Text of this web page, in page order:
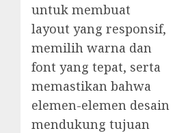
untuk membuat
layout yang responsif,
memilih warna dan
font yang tepat, serta
memastikan bahwa
elemen-elemen desain
mendukung tujuan